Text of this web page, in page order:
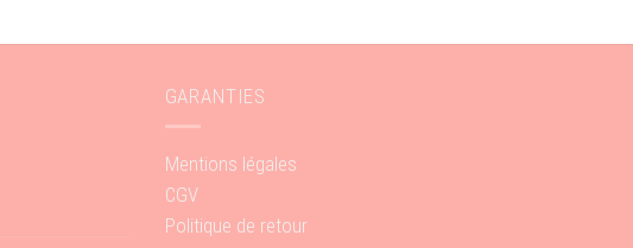
GARANTIES
Mentions légales
CGV
Politique de retour